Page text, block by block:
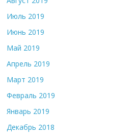
Июль 2019
Июнь 2019
Май 2019
Апрель 2019
Март 2019
Февраль 2019
Январь 2019
Декабрь 2018